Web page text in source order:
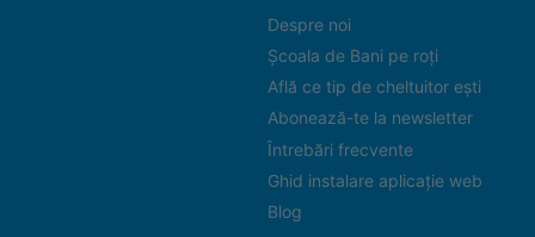
Despre noi
Școala de Bani pe roți
Află ce tip de cheltuitor ești
Abonează-te la newsletter
Întrebări frecvente
Ghid instalare aplicație web
Blog